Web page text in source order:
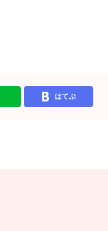
はてぶ